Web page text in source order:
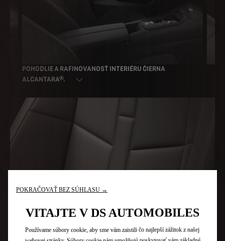
POHODLIE A RAFINOVANOSŤ INTERIÉRU ČIERNA
ALCANTARA®.
POKRAČOVAŤ BEZ SÚHLASU →
VITAJTE V DS AUTOMOBILES
Používame súbory cookie, aby sme vám zaistili čo najlepší zážitok z našej